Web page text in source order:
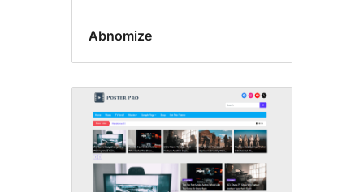
Abnomize